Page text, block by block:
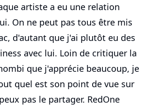
artiste a eu une relation
On ne peut pas tous être mis
d'autant que j'ai plutôt eu des
avec lui. Loin de critiquer la
que j'apprécie beaucoup, je
quel est son point de vue sur
pas le partager. RedOne